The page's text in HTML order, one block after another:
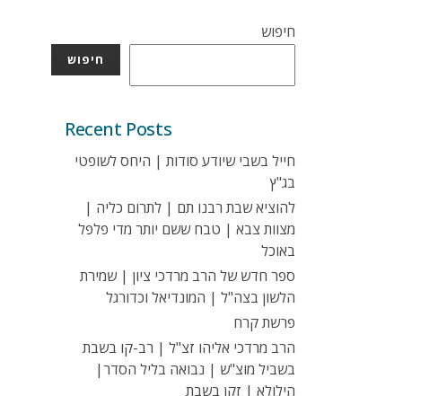
חיפוש
חיפוש
Recent Posts
חייל בשבי שיודע סודות | היחס לשופטי
בג"ץ
להוציא שבת רבנו תם | לתרום כליה |
מצוות צבא | טבח ששם יותר מדי פלפל
באוכל
ספר חדש של הרב מרדכי ציון | שמירת
הלשון בצה"ל | המונדיאל וכדורגל
פרשת קרח
הרב מרדכי אליהו זצ"ל | רב-קו בשבת
בשביל מוצ"ש | נבואה בליל הסדר|
הילולא | זקן בשבת